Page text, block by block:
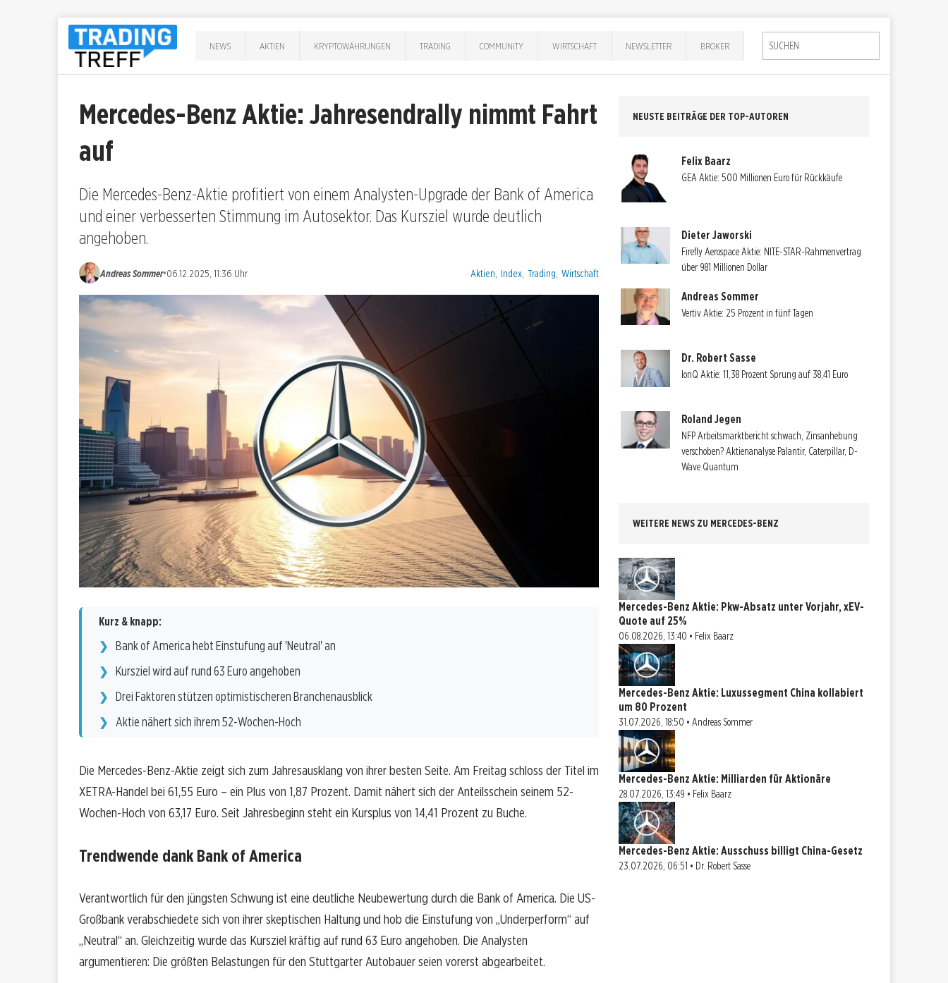
NEWS AKTIEN KRYPTOWÄHRUNGEN TRADING COMMUNITY WIRTSCHAFT NEWSLETTER BROKER
Mercedes-Benz Aktie: Jahresendrally nimmt Fahrt
auf
Die Mercedes-Benz-Aktie profitiert von einem Analysten-Upgrade der Bank of America
und einer verbesserten Stimmung im Autosektor. Das Kursziel wurde deutlich
angehoben.
Andreas Sommer•06.12.2025, 11:36 Uhr Kategorien:
Aktien Index Trading Wirtschaft
Kurz & knapp:
Bank of America hebt Einstufung auf 'Neutral' an
Kursziel wird auf rund 63 Euro angehoben
Drei Faktoren stützen optimistischeren Branchenausblick
Aktie nähert sich ihrem 52-Wochen-Hoch
Die Mercedes-Benz-Aktie zeigt sich zum Jahresausklang von ihrer besten Seite. Am Freitag schloss der Titel im
XETRA-Handel bei 61,55 Euro – ein Plus von 1,87 Prozent. Damit nähert sich der Anteilsschein seinem 52-
Wochen-Hoch von 63,17 Euro. Seit Jahresbeginn steht ein Kursplus von 14,41 Prozent zu Buche.
Trendwende dank Bank of America
Verantwortlich für den jüngsten Schwung ist eine deutliche Neubewertung durch die Bank of America. Die US-
Großbank verabschiedete sich von ihrer skeptischen Haltung und hob die Einstufung von „Underperform“ auf
„Neutral“ an. Gleichzeitig wurde das Kursziel kräftig auf rund 63 Euro angehoben. Die Analysten
argumentieren: Die größten Belastungen für den Stuttgarter Autobauer seien vorerst abgearbeitet.
NEUSTE BEITRÄGE DER TOP-AUTOREN
Felix Baarz
GEA Aktie: 500 Millionen Euro für Rückkäufe
Dieter Jaworski
Firefly Aerospace Aktie: NITE-STAR-Rahmenvertrag
über 981 Millionen Dollar
Andreas Sommer
Vertiv Aktie: 25 Prozent in fünf Tagen
Dr. Robert Sasse
IonQ Aktie: 11,38 Prozent Sprung auf 38,41 Euro
Roland Jegen
NFP Arbeitsmarktbericht schwach, Zinsanhebung
verschoben? Aktienanalyse Palantir, Caterpillar, D-
Wave Quantum
WEITERE NEWS ZU MERCEDES-BENZ
Mercedes-Benz Aktie: Pkw-Absatz unter Vorjahr, xEV-
Quote auf 25%
06.08.2026, 13:40 • Felix Baarz
Mercedes-Benz Aktie: Luxussegment China kollabiert
um 80 Prozent
31.07.2026, 18:50 • Andreas Sommer
Mercedes-Benz Aktie: Milliarden für Aktionäre
28.07.2026, 13:49 • Felix Baarz
Mercedes-Benz Aktie: Ausschuss billigt China-Gesetz
23.07.2026, 06:51 • Dr. Robert Sasse